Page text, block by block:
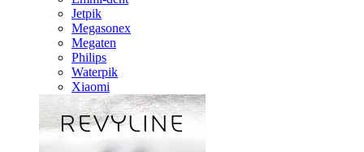
Jetpik
Megasonex
Megaten
Philips
Waterpik
Xiaomi